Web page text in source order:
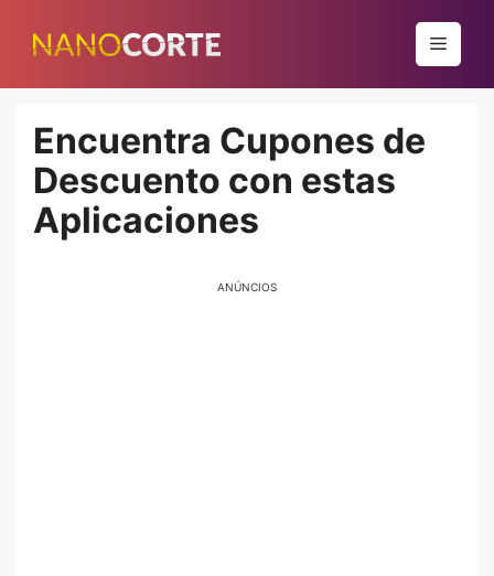
para
conteúdo
Menu
Encuentra Cupones de
Descuento con estas
Aplicaciones
ANÚNCIOS